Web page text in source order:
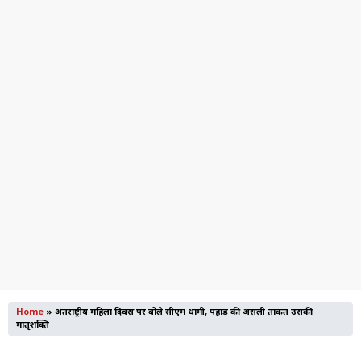
Home » अंतर्राष्ट्रीय महिला दिवस पर बोले सीएम धामी, पहाड़ की असली ताकत उसकी
मातृशक्ति